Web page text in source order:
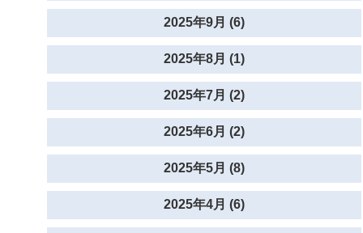
2025年9月 (6)
2025年8月 (1)
2025年7月 (2)
2025年6月 (2)
2025年5月 (8)
2025年4月 (6)